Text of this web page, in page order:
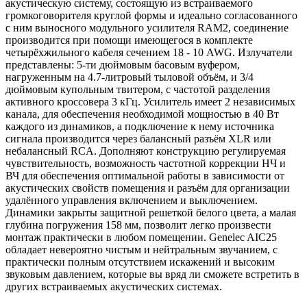
акустическую систему, состоящую из встраиваемого
громкоговорителя круглой формы и идеально согласованного
с ним выносного модульного усилителя RAM2, соединение
производится при помощи имеющегося в комплекте
четырёхжильного кабеля сечением 18 - 10 AWG. Излучатели
представлены: 5-ти дюймовым басовым вуфером,
нагруженным на 4.7-литровый тыловой объём, и 3/4
дюймовым купольным твитером, с частотой разделения
активного кроссовера 3 кГц. Усилитель имеет 2 независимых
канала, для обеспечения необходимой мощностью в 40 Вт
каждого из динамиков, а подключение к нему источника
сигнала производится через балансный разъём XLR или
небалансный RCA. Дополняют конструкцию регулируемая
чувствительность, возможность частотной коррекции НЧ и
ВЧ для обеспечения оптимальной работы в зависимости от
акустических свойств помещения и разъём для организации
удалённого управления включением и выключением.
Динамики закрыты защитной решеткой белого цвета, а малая
глубина погружения 158 мм, позволит легко произвести
монтаж практически в любом помещении. Genelec AIC25
обладает невероятно чистым и нейтральным звучанием, с
практически полным отсутствием искажений и высоким
звуковым давлением, которые вы вряд ли сможете встретить в
других встраиваемых акустических системах.